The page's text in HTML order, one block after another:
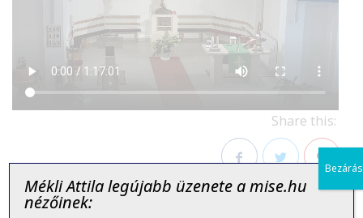
Share this:
FacebookTwitterPinterest
Mékli Attila legújabb üzenete a mise.hu
nézőinek:
Bezárás